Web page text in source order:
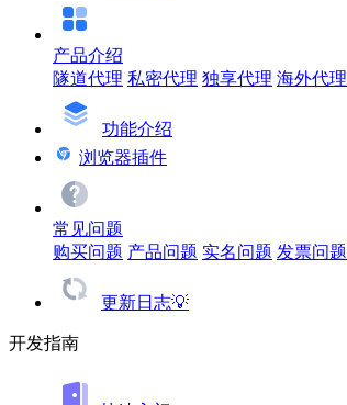
产品介绍
隧道代理 私密代理 独享代理 海外代理
功能介绍
浏览器插件
常见问题
购买问题 产品问题 实名问题 发票问题
更新日志💡
开发指南